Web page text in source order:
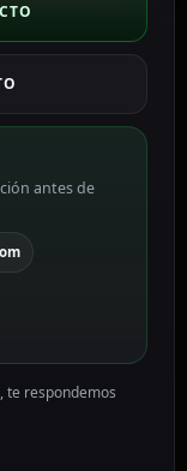
antes de
te respondemos